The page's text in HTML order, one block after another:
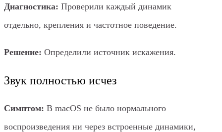
Диагностика: Проверили каждый динамик
отдельно, крепления и частотное поведение.
Решение: Определили источник искажения.
Звук полностью исчез
Симптом: В macOS не было нормального
воспроизведения ни через встроенные динамики,